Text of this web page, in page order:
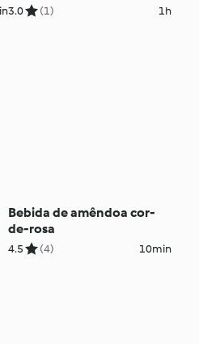
3.0 (1) 1h
Bebida de amêndoa cor-
de-rosa
4.5 (4) 10min